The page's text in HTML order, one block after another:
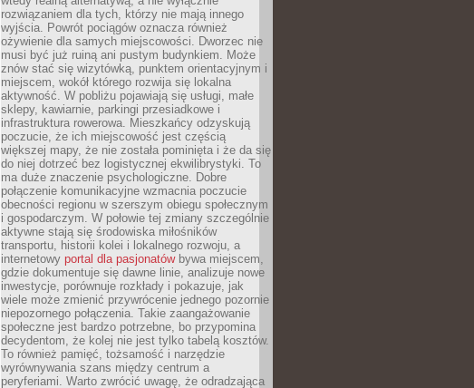
rozwiązaniem dla tych, którzy nie mają innego
wyjścia. Powrót pociągów oznacza również
ożywienie dla samych miejscowości. Dworzec nie
musi być już ruiną ani pustym budynkiem. Może
znów stać się wizytówką, punktem orientacyjnym i
miejscem, wokół którego rozwija się lokalna
aktywność. W pobliżu pojawiają się usługi, małe
sklepy, kawiarnie, parkingi przesiadkowe i
infrastruktura rowerowa. Mieszkańcy odzyskują
poczucie, że ich miejscowość jest częścią
większej mapy, że nie została pominięta i że da się
do niej dotrzeć bez logistycznej ekwilibrystyki. To
ma duże znaczenie psychologiczne. Dobre
połączenie komunikacyjne wzmacnia poczucie
obecności regionu w szerszym obiegu społecznym
i gospodarczym. W połowie tej zmiany szczególnie
aktywne stają się środowiska miłośników
transportu, historii kolei i lokalnego rozwoju, a
internetowy portal dla pasjonatówbywa miejscem,
gdzie dokumentuje się dawne linie, analizuje nowe
inwestycje, porównuje rozkłady i pokazuje, jak
wiele może zmienić przywrócenie jednego pozornie
niepozornego połączenia. Takie zaangażowanie
społeczne jest bardzo potrzebne, bo przypomina
decydentom, że kolej nie jest tylko tabelą kosztów.
To również pamięć, tożsamość i narzędzie
wyrównywania szans między centrum a
peryferiami. Warto zwrócić uwagę, że odradzająca